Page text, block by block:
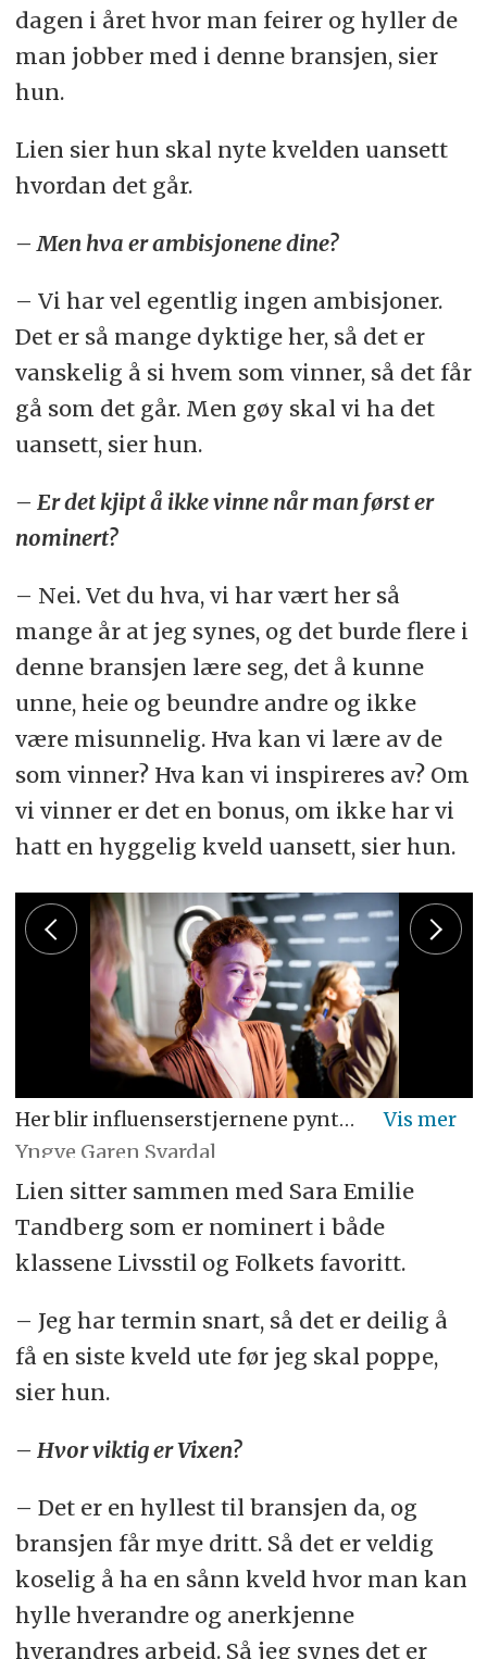
dagen i året hvor man feirer og hyller de
man jobber med i denne bransjen, sier
hun.
Lien sier hun skal nyte kvelden uansett
hvordan det går.
– Men hva er ambisjonene dine?
– Vi har vel egentlig ingen ambisjoner.
Det er så mange dyktige her, så det er
vanskelig å si hvem som vinner, så det får
gå som det går. Men gøy skal vi ha det
uansett, sier hun.
– Er det kjipt å ikke vinne når man først er
nominert?
– Nei. Vet du hva, vi har vært her så
mange år at jeg synes, og det burde flere i
denne bransjen lære seg, det å kunne
unne, heie og beundre andre og ikke
være misunnelig. Hva kan vi lære av de
som vinner? Hva kan vi inspireres av? Om
vi vinner er det en bonus, om ikke har vi
hatt en hyggelig kveld uansett, sier hun.
Her blir influenserstjernene pyntet før kveldens store prisutdeling
Yngve Garen Svardal
Lien sitter sammen med Sara Emilie
Tandberg som er nominert i både
klassene Livsstil og Folkets favoritt.
– Jeg har termin snart, så det er deilig å
få en siste kveld ute før jeg skal poppe,
sier hun.
– Hvor viktig er Vixen?
– Det er en hyllest til bransjen da, og
bransjen får mye dritt. Så det er veldig
koselig å ha en sånn kveld hvor man kan
hylle hverandre og anerkjenne
hverandres arbeid. Så jeg synes det er